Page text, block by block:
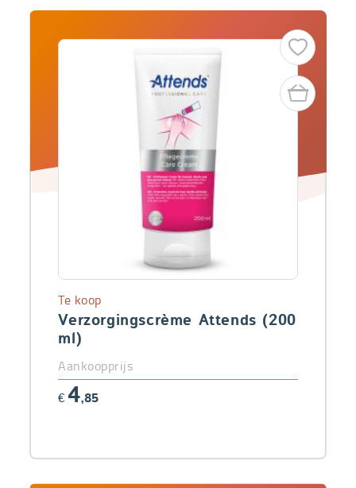
Verzorgingscrème Attends (200
ml)
Te koop
Aankoopprijs
€ 4,85